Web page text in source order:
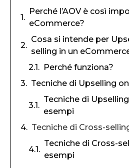
Perché l’AOV è così
eCommerce?
Cosa si intende per
selling in un
Perché funziona?
Tecniche di Upselling
Tecniche di
esempi
Tecniche di Cross-
Tecniche di Cross-
esempi